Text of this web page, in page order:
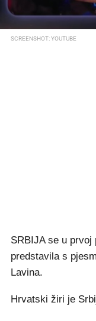
SCREENSHOT: YOUTUBE
SRBIJA se u prvoj
predstavila s
Lavina.
Hrvatski žiri je